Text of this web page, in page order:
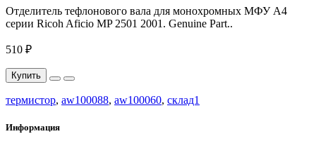
Отделитель тефлонового вала для монохромных МФУ A4
серии Ricoh Aficio MP 2501 2001. Genuine Part..
510 ₽
Купить
термистор, aw100088, aw100060, склад1
Информация